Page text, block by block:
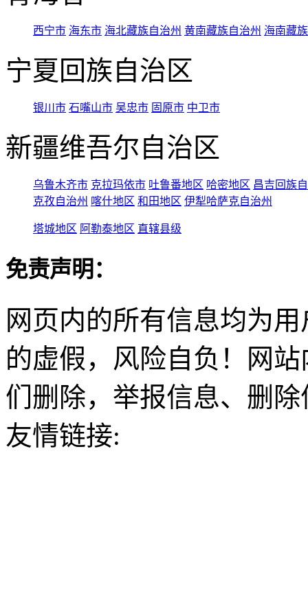
西宁市 海东市 海北藏族自治州 黄南藏族自治州 海南藏
宁夏回族自治区
银川市 石嘴山市 吴忠市 固原市 中卫市
新疆维吾尔自治区
乌鲁木齐市 克拉玛依市 吐鲁番地区 哈密地区 昌吉回族
克孜自治州 喀什地区 和田地区 伊犁哈萨克自治州
塔城地区 阿勒泰地区 直辖县级
免责声明：
网页内的所有信息均为
的虚假，风险自负！网
们删除，举报信息、删
友情链接: